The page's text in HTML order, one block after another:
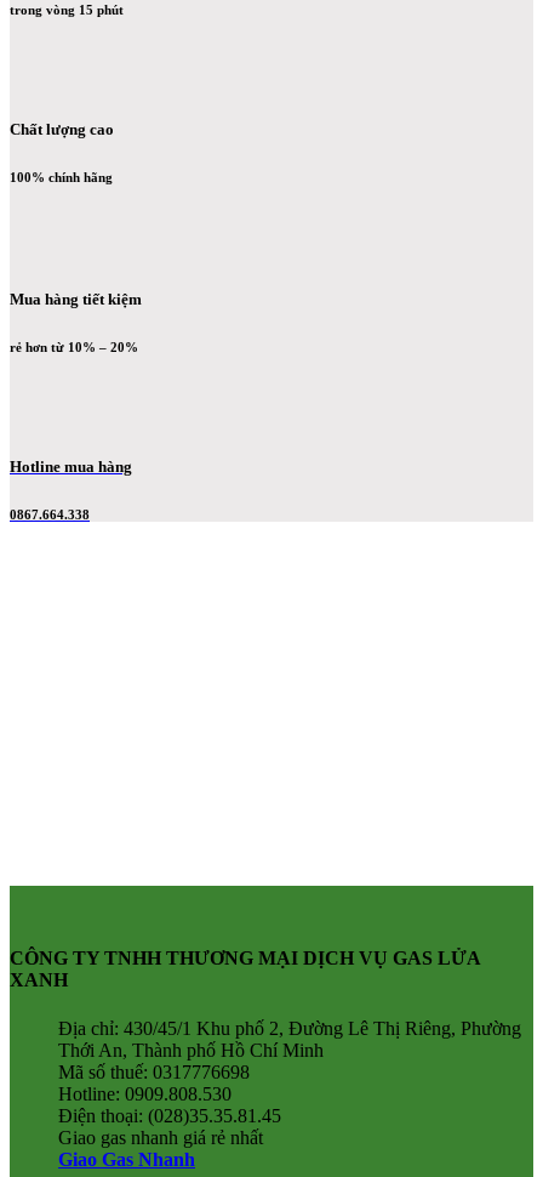
trong vòng 15 phút
Chất lượng cao
100% chính hãng
Mua hàng tiết kiệm
rẻ hơn từ 10% – 20%
Hotline mua hàng
0867.664.338
CÔNG TY TNHH THƯƠNG MẠI DỊCH VỤ GAS LỬA
XANH
Địa chỉ: 430/45/1 Khu phố 2, Đường Lê Thị Riêng, Phường
Thới An, Thành phố Hồ Chí Minh
Mã số thuế: 0317776698
Hotline: 0909.808.530
Điện thoại: (028)35.35.81.45
Giao gas nhanh giá rẻ nhất
Giao Gas Nhanh